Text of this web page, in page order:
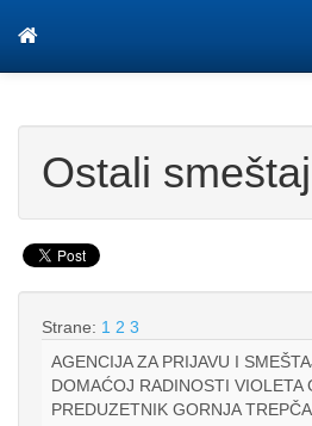
Ostali smeštaj
Strane: 1 2 3
AGENCIJA ZA PRIJAVU I
DOMAĆOJ RADINOSTI VIOLETA
PREDUZETNIK GORNJA TREPČA